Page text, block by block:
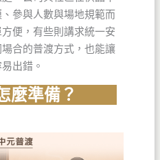
參與人數與場地規範而
便，有些則講求統一安
合的普渡方式，也能讓
出錯。
麼準備？